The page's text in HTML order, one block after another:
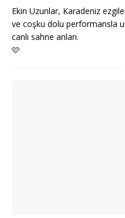
Ekin Uzunlar, Karadeniz
ve coşku dolu performansla
canlı sahne anları.
🩷